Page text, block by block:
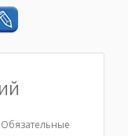
Обязательные